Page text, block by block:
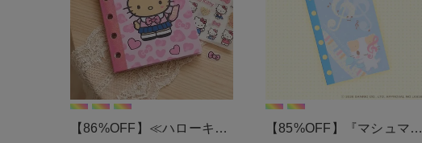
【86%OFF】≪ハローキテ
【85%OFF】『マシュマロ